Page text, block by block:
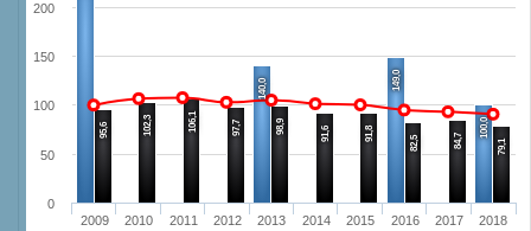
140,0 149,0
100,0
95,6 102,3 106,1 97,7 98,9 91,6 91,8
82,5 84,7 79,1
2009 2010 2011 2012 2013 2014 2015 2016 2017 2018
0
50
100
150
200